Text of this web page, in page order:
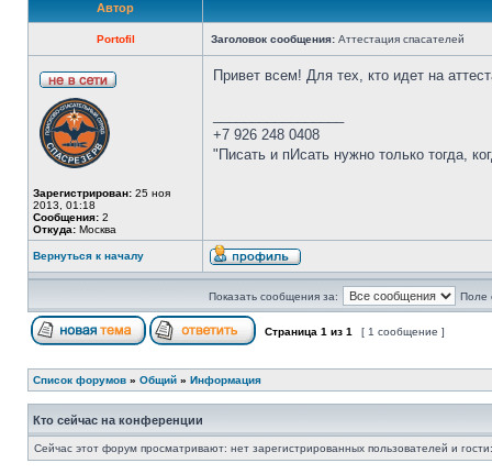
Автор
Portofil Заголовок сообщения: Аттестация спасателей
Зарегистрирован: 25 ноя
2013, 01:18
Сообщения: 2
Откуда: Москва
Привет всем! Для тех, кто идет на
+7 926 248 0408
"Писать и пИсать нужно только тогда,
Вернуться к началу
Показать сообщения за: Поле
Страница 1 из 1 [ 1 сообщение ]
Список форумов » Общий » Информация
Кто сейчас на конференции
Сейчас этот форум просматривают: нет зарегистрированных пользователей и